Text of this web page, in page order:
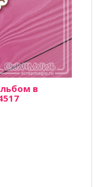
в